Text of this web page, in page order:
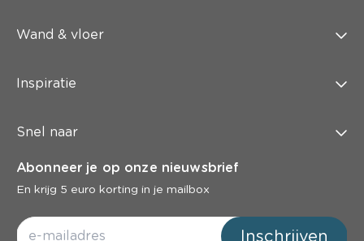
Wand & vloer
Inspiratie
Snel naar
Abonneer je op onze nieuwsbrief
En krijg 5 euro korting in je mailbox
Inschrijven